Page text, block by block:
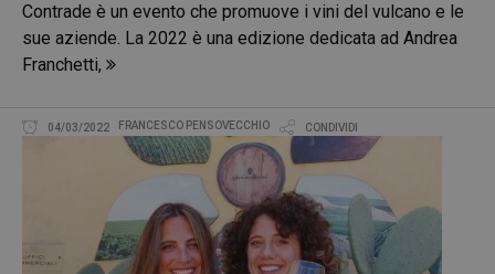
Contrade è un evento che promuove i vini del vulcano e le
sue aziende. La 2022 è una edizione dedicata ad Andrea
Franchetti,
04/03/2022 FRANCESCO PENSOVECCHIO CONDIVIDI